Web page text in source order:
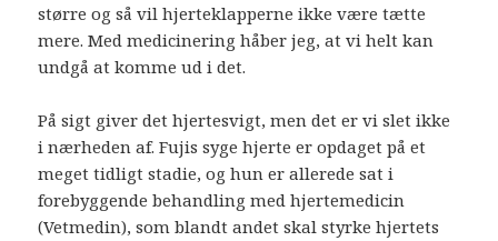
større og så vil hjerteklapperne ikke være tætte
mere. Med medicinering håber jeg, at vi helt kan
undgå at komme ud i det.
På sigt giver det hjertesvigt, men det er vi slet ikke
i nærheden af. Fujis syge hjerte er opdaget på et
meget tidligt stadie, og hun er allerede sat i
forebyggende behandling med hjertemedicin
(Vetmedin), som blandt andet skal styrke hjertets